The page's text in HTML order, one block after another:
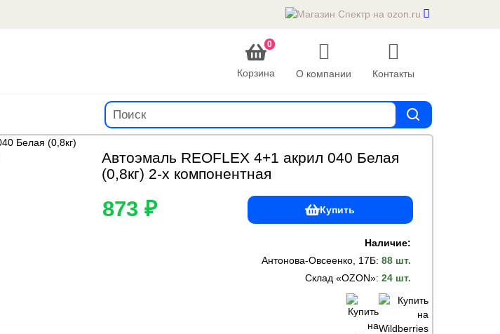
0
Корзина О компании Контакты
Автоэмаль REOFLEX 4+1 акрил 040 Белая
(0,8кг) 2-х компонентная
873 ₽ Купить
Наличие:
Антонова-Овсеенко, 17Б: 88 шт.
Склад «OZON»: 24 шт.